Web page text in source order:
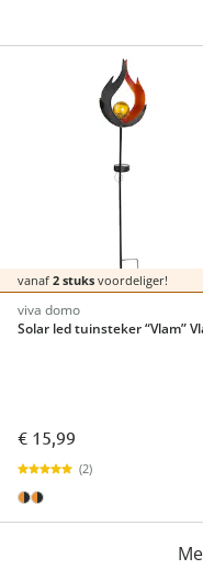
vanaf 2 stuks voordeliger!
viva domo
Solar led tuinsteker “Vlam”
€ 15,99
(2)